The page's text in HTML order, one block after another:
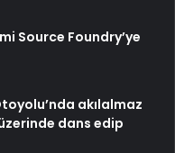
Source Foundry’ye
akılalmaz
dans edip